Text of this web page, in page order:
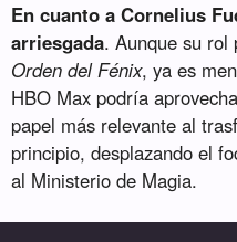
En cuanto a Cornelius
arriesgada. Aunque su
Orden del Fénix, ya es
HBO Max podría
papel más relevante al
principio, desplazando el
al Ministerio de Magia.